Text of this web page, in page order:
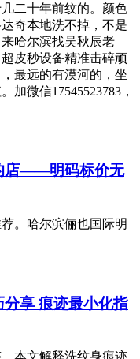
二十年前纹的。颜色
奇本地洗不掉，不是
哈尔滨找吴秋辰老
皮秒设备精准击碎顽
最远的有漠河的，坐
加微信17545523783，
店——明码标价无
。哈尔滨俪也国际明
享 痕迹最小化指